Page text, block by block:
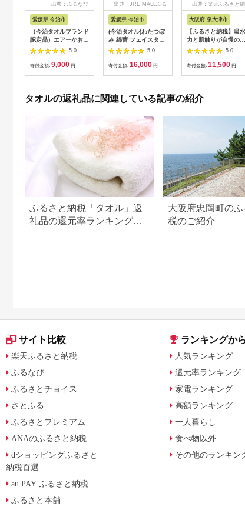
出典：ふるなび
愛媛県 今治市
（今治タオルブランド
認定品）エアーかお
る ダディボーイ フ
ェイスタオル １枚
（スノーホワイト）
5.0
寄付金額: 9,000 円
出典：JRE MALLふる
愛媛県 今治市
(今治タオル)わたつぼ
み 綿蕾 フェイスタオ
ル3枚セット アッシュ
【I003830FT3P】
5.0
寄付金額: 16,000 円
出典：楽天ふるさと納
大阪府 泉大津市
【ふるさと納税】吸水
力と肌触りが自慢のデ
イリーユース大判バス
タオル 2枚セット（2
色選べる大判タオル）
タオルセット 単色タ
オル 2色セットタオル
5.0
寄付金額: 11,500 円
タオルの返礼品に関連している記事の紹介
ふるさと納税「タオル」返
礼品の還元率ランキング！
大阪府忠岡町の
税のご紹介
サイト比較
楽天ふるさと納税
ふるなび
ふるさとチョイス
さとふる
ふるさとプレミアム
ANAのふるさと納税
dショッピングふるさと
納税百選
au PAY ふるさと納税
ふるさと本舗
ランキングか
人気ランキング
還元率ランキング
家電ランキング
高額ランキング
一人暮らし
食べ物以外
その他のランキン